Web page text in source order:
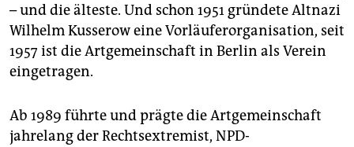
– und die älteste. Und schon 1951 gründete Altnazi
Wilhelm Kusserow eine Vorläuferorganisation, seit
1957 ist die Artgemeinschaft in Berlin als Verein
eingetragen.
Ab 1989 führte und prägte die Artgemeinschaft
jahrelang der Rechtsextremist, NPD-